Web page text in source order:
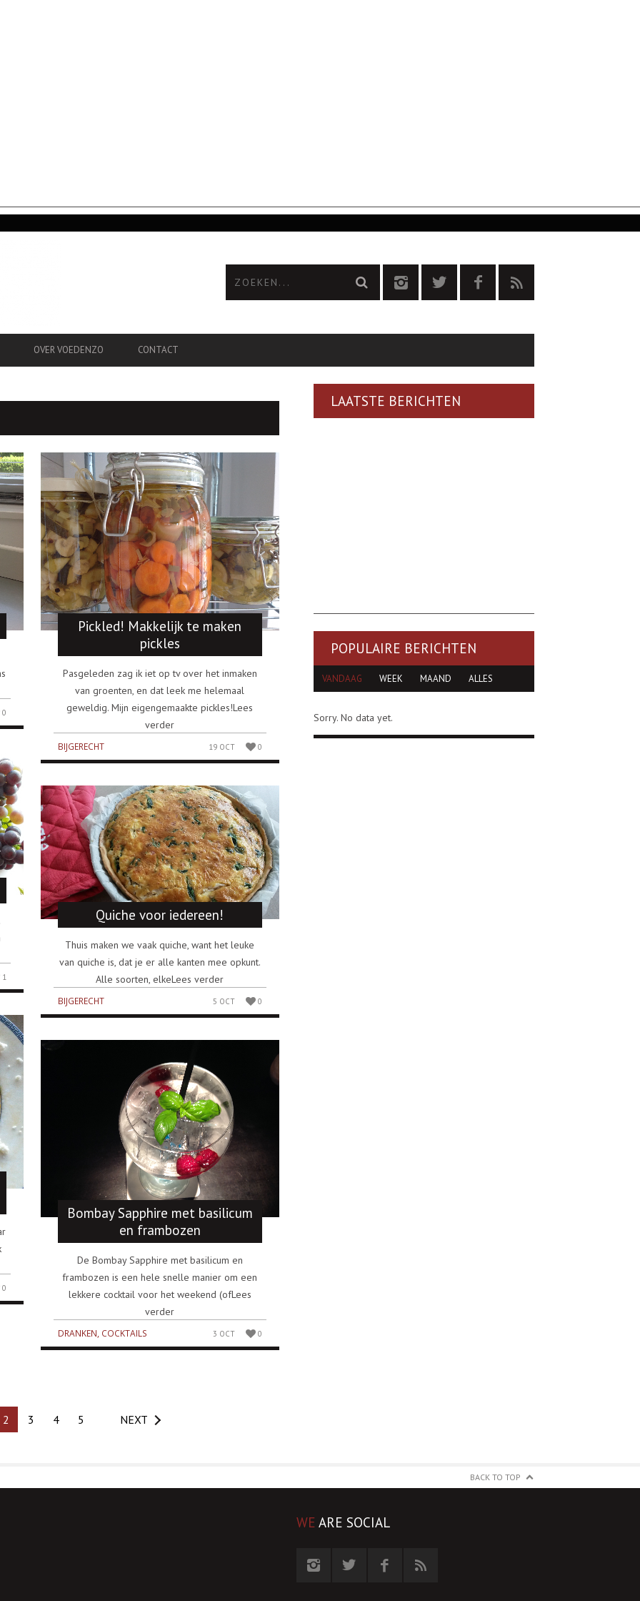
OVER VOEDENZO CONTACT
0
1
0
Pickled! Makkelijk te maken
pickles
Pasgeleden zag ik iet op tv over het inmaken
van groenten, en dat leek me helemaal
geweldig. Mijn eigengemaakte pickles!Lees
verder
BIJGERECHT 19 OCT 0
Quiche voor iedereen!
Thuis maken we vaak quiche, want het leuke
van quiche is, dat je er alle kanten mee opkunt.
Alle soorten, elkeLees verder
BIJGERECHT 5 OCT 0
Bombay Sapphire met basilicum
en frambozen
De Bombay Sapphire met basilicum en
frambozen is een hele snelle manier om een
lekkere cocktail voor het weekend (ofLees
verder
DRANKEN, COCKTAILS 3 OCT 0
2 3 4 5 NEXT
LAATSTE BERICHTEN
POPULAIRE BERICHTEN
VANDAAG WEEK MAAND ALLES
Sorry. No data yet.
BACK TO TOP
WE ARE SOCIAL